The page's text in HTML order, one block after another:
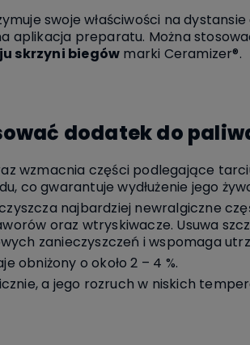
swoje właściwości na
aplikacja preparatu. Można
skrzyni biegów marki Ceramizer®.
dodatek do
wzmacnia części podlegające
co gwarantuje wydłużenie jego
najbardziej newralgiczne
oraz wtryskiwacze. Usuwa
zanieczyszczeń i wspomaga
obniżony o około 2 – 4 %.
a jego rozruch w niskich